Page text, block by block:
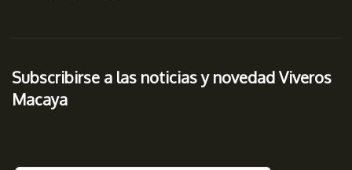
Subscribirse a las noticias y novedad Viveros
Macaya